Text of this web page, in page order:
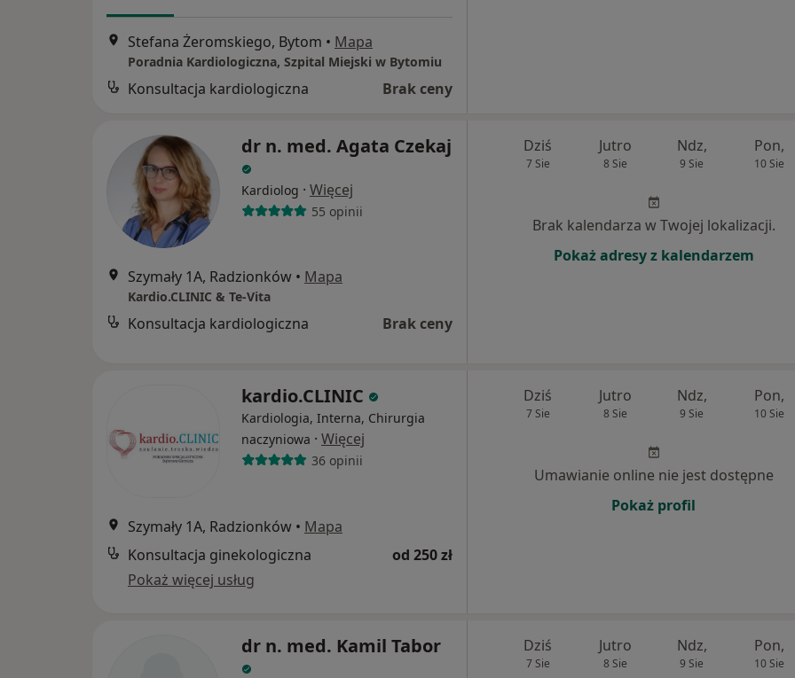
Stefana Żeromskiego, Bytom • Mapa
Poradnia Kardiologiczna, Szpital Miejski w Bytomiu
Konsultacja kardiologiczna Brak ceny
dr n. med. Agata Czekaj
Kardiolog · Więcej
55 opinii
Szymały 1A, Radzionków • Mapa
Kardio.CLINIC & Te-Vita
Konsultacja kardiologiczna Brak ceny
Dziś
7 Sie
Jutro
8 Sie
Ndz,
9 Sie
Pon,
10 Sie
Brak kalendarza w Twojej lokalizacji.
Pokaż adresy z kalendarzem
kardio.CLINIC
Kardiologia, Interna, Chirurgia
naczyniowa · Więcej
36 opinii
Szymały 1A, Radzionków • Mapa
Konsultacja ginekologiczna
od 250 zł
Pokaż więcej usług
Dziś
7 Sie
Jutro
8 Sie
Ndz,
9 Sie
Pon,
10 Sie
Umawianie online nie jest dostępne
Pokaż profil
dr n. med. Kamil Tabor Dziś
7 Sie
Jutro
8 Sie
Ndz,
9 Sie
Pon,
10 Sie